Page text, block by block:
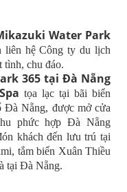
Water Park
liên hệ Công ty du lịch
tình, chu đáo.
365 tại Đà Nẵng
tọa lạc tại bãi biển
Đà Nẵng, được mở cửa
phức hợp Đà Nẵng
khách đến lưu trú tại
tắm biển Xuân Thiều
tại Đà Nẵng.